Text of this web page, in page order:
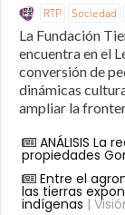
RTP Sociedad
La Fundación
encuentra en el
conversión de
dinámicas
ampliar la
ANÁLISIS La
propiedades
Entre el
las tierras
indígenas |